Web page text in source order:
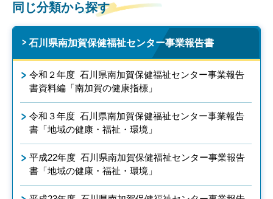
同じ分類から探す
石川県南加賀保健福祉センター事業報告書
令和２年度 石川県南加賀保健福祉センター事業報告
書資料編「南加賀の健康指標」
令和３年度 石川県南加賀保健福祉センター事業報告
書「地域の健康・福祉・環境」
平成22年度 石川県南加賀保健福祉センター事業報告
書「地域の健康・福祉・環境」